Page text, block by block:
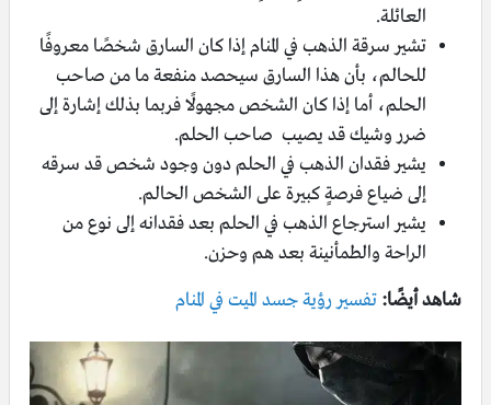
العائلة.
تشير سرقة الذهب في المنام إذا كان السارق شخصًا معروفًا
للحالم، بأن هذا السارق سيحصد منفعة ما من صاحب
الحلم، أما إذا كان الشخص مجهولًا فربما بذلك إشارة إلى
ضرر وشيك قد يصيب صاحب الحلم.
يشير فقدان الذهب في الحلم دون وجود شخص قد سرقه
إلى ضياع فرصةٍ كبيرة على الشخص الحالم.
يشير استرجاع الذهب في الحلم بعد فقدانه إلى نوع من
الراحة والطمأنينة بعد هم وحزن.
شاهد أيضًا: تفسير رؤية جسد الميت في المنام